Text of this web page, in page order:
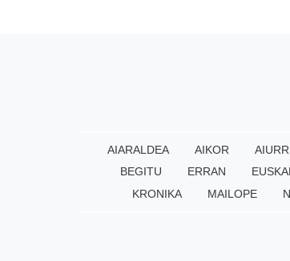
AIARALDEA AIKOR
BEGITU
ERRAN
KRONIKA
MAILOPE